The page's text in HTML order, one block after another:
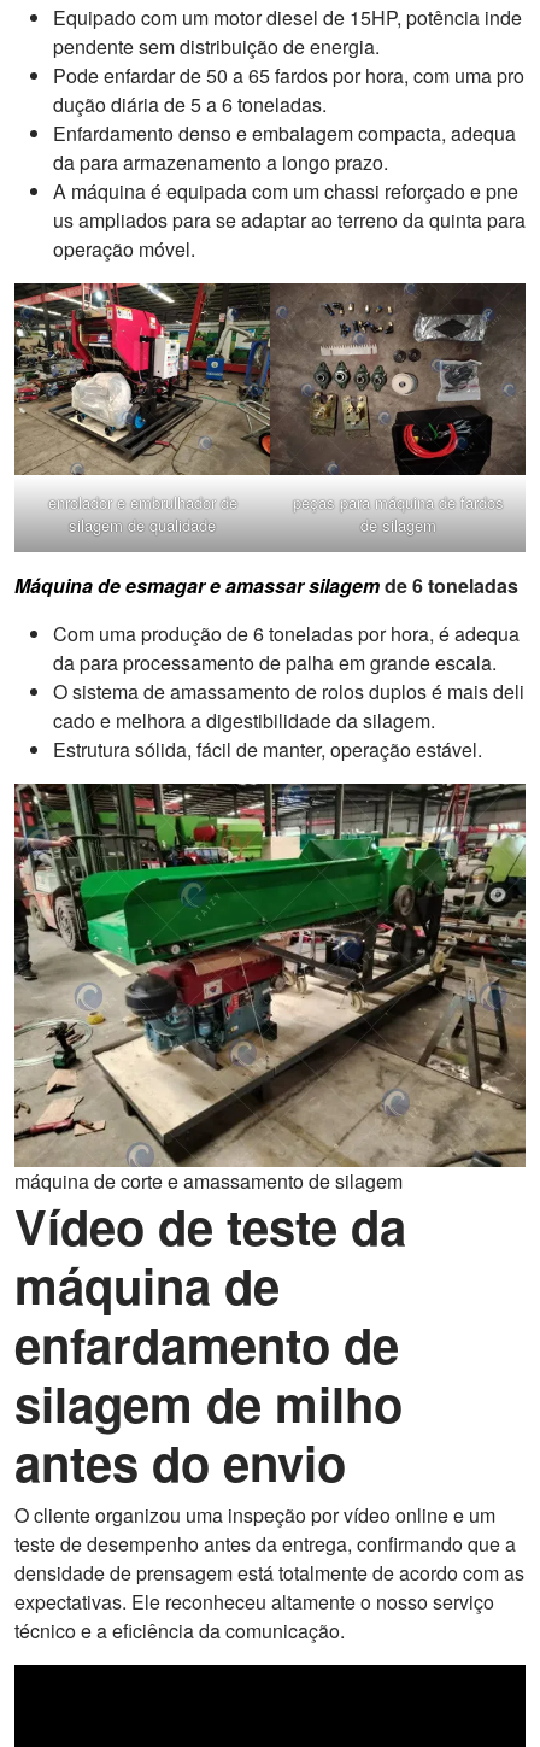
Equipado com um motor diesel de 15HP, potência inde
pendente sem distribuição de energia.
Pode enfardar de 50 a 65 fardos por hora, com uma pro
dução diária de 5 a 6 toneladas.
Enfardamento denso e embalagem compacta, adequa
da para armazenamento a longo prazo.
A máquina é equipada com um chassi reforçado e pne
us ampliados para se adaptar ao terreno da quinta para
operação móvel.
enrolador e embrulhador de
silagem de qualidade
peças para máquina de fardos
de silagem
Máquina de esmagar e amassar silagemde 6 toneladas
Com uma produção de 6 toneladas por hora, é adequa
da para processamento de palha em grande escala.
O sistema de amassamento de rolos duplos é mais deli
cado e melhora a digestibilidade da silagem.
Estrutura sólida, fácil de manter, operação estável.
máquina de corte e amassamento de silagem
Vídeo de teste da
máquina de
enfardamento de
silagem de milho
antes do envio
O cliente organizou uma inspeção por vídeo online e um
teste de desempenho antes da entrega, confirmando que a
densidade de prensagem está totalmente de acordo com as
expectativas. Ele reconheceu altamente o nosso serviço
técnico e a eficiência da comunicação.